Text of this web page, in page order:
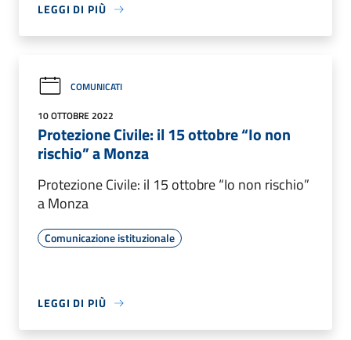
LEGGI DI PIÙ
COMUNICATI
10 OTTOBRE 2022
Protezione Civile: il 15 ottobre “Io non
rischio” a Monza
Protezione Civile: il 15 ottobre “Io non rischio”
a Monza
Comunicazione istituzionale
LEGGI DI PIÙ